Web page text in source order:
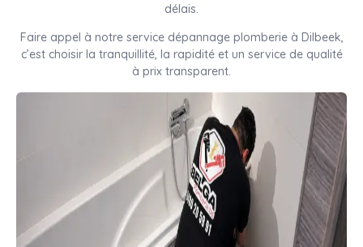
délais.
Faire appel à notre service dépannage plomberie à Dilbeek,
c’est choisir la tranquillité, la rapidité et un service de qualité
à prix transparent.